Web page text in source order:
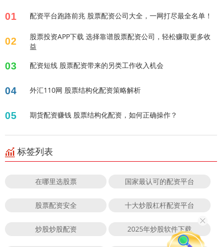
01 配资平台跑路前兆 股票配资公司大全，一网打尽最全名单！
02
股票投资APP下载 选择靠谱股票配资公司，轻松赚取更多收
益
03 配资短线 股票配资带来的另类工作收入机会
04 外汇110网 股票结构化配资策略解析
05 期货配资赚钱 股票结构化配资，如何正确操作？
标签列表
在哪里选股票 国家最认可的配资平台
股票配资安全 十大炒股杠杆配资平台
炒股炒股配资 2025年炒股软件下载